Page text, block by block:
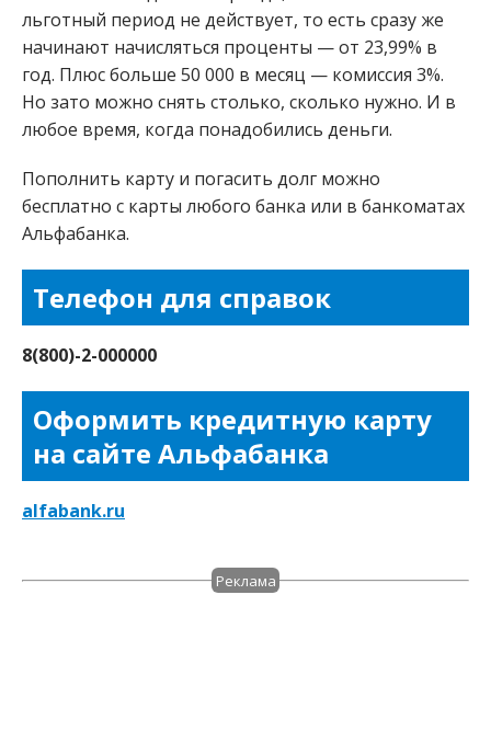
льготный период не действует, то есть сразу же
начинают начисляться проценты — от 23,99% в
год. Плюс больше 50 000 в месяц — комиссия 3%.
Но зато можно снять столько, сколько нужно. И в
любое время, когда понадобились деньги.
Пополнить карту и погасить долг можно
бесплатно с карты любого банка или в банкоматах
Альфабанка.
Телефон для справок
8(800)-2-000000
Оформить кредитную карту
на сайте Альфабанка
alfabank.ru
Реклама